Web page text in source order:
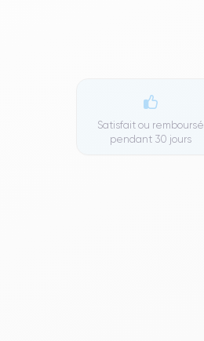
Satisfait ou remboursé
pendant 30 jours